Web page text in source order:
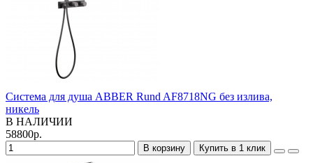
Система для душа ABBER Rund AF8718NG без излива,
никель
В НАЛИЧИИ
58800р.
В корзину Купить в 1 клик